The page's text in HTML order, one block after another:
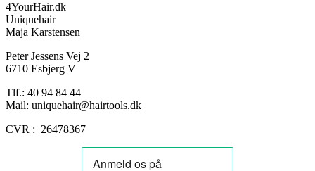
4YourHair.dk
Uniquehair
Maja Karstensen
Peter Jessens Vej 2
6710 Esbjerg V
Tlf.: 40 94 84 44
Mail: uniquehair@hairtools.dk
CVR : 26478367